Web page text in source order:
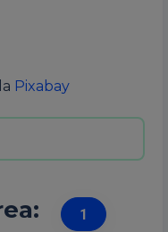
Pixabay
1